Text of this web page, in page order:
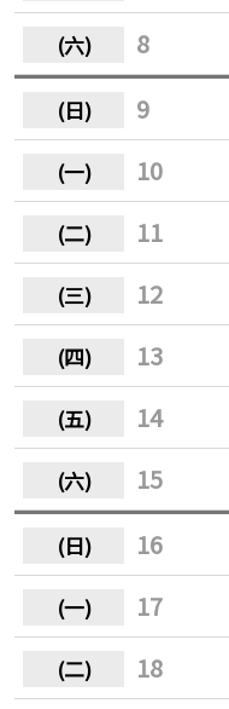
8
9
10
11
12
13
14
15
16
17
18